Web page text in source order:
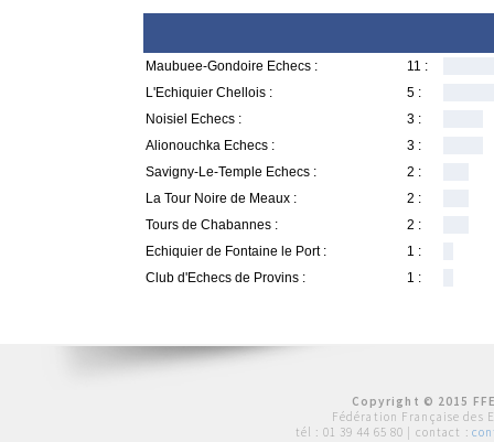
Maubuee-Gondoire Echecs :
11 :
L'Echiquier Chellois :
5 :
Noisiel Echecs :
3 :
Alionouchka Echecs :
3 :
Savigny-Le-Temple Echecs :
2 :
La Tour Noire de Meaux :
2 :
Tours de Chabannes :
2 :
Echiquier de Fontaine le Port :
1 :
Club d'Echecs de Provins :
1 :
Copyright © 2015
Fédération Française des
tél : 01 39 44 65 80 | contact :